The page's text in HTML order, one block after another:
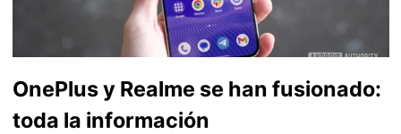
OnePlus y Realme se han fusionado:
toda la información